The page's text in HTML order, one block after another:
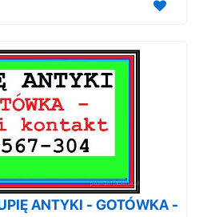
ANTYKI - GOTÓWKA -